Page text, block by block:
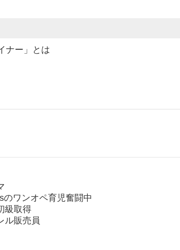
ナー」とは
ワンオペ育児奮闘中
級取得
ル販売員